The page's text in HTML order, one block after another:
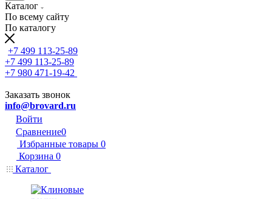
Каталог
По всему сайту
По каталогу
+7 499 113-25-89
+7 499 113-25-89
+7 980 471-19-42
Заказать звонок
info@brovard.ru
Войти
Сравнение0
Избранные товары 0
Корзина 0
Каталог